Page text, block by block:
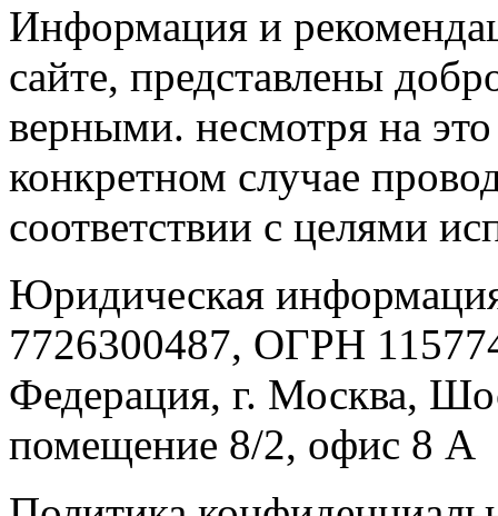
Информация и
сайте, представлены
верными. несмотря на
конкретном случае
соответствии с целями
Юридическая
7726300487, ОГРН
Федерация, г. Москва,
помещение 8/2, офис 8 А